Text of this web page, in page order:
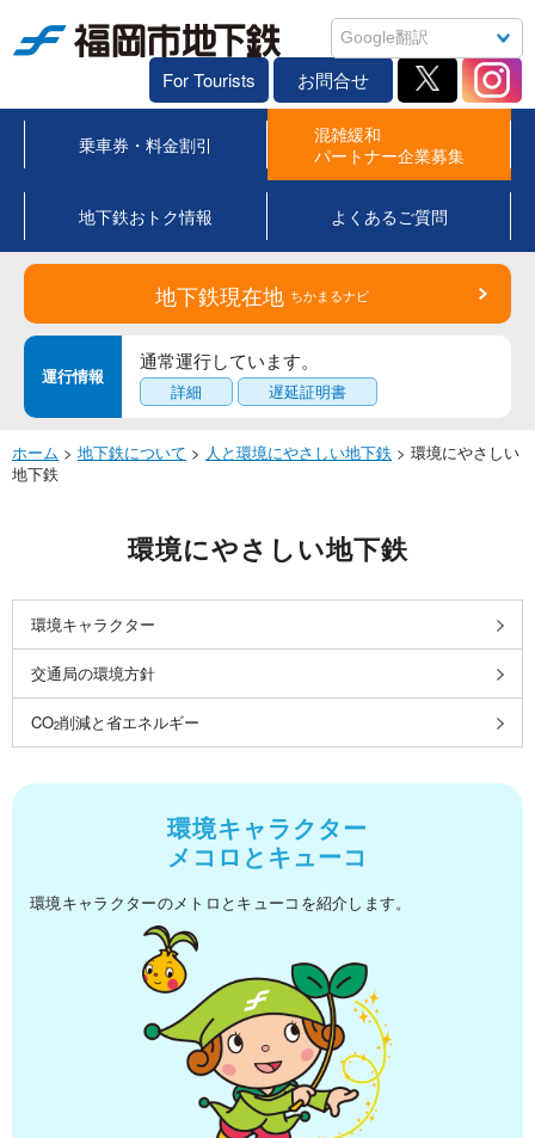
For Tourists お問合せ
乗車券・料金割引
混雑緩和
パートナー企業募集
地下鉄おトク情報 よくあるご質問
地下鉄現在地 ちかまるナビ
運行情報
通常運行しています。
詳細 遅延証明書
ホーム > 地下鉄について > 人と環境にやさしい地下鉄 > 環境にやさしい
地下鉄
環境にやさしい地下鉄
環境キャラクター
交通局の環境方針
CO2削減と省エネルギー
環境キャラクター
メコロとキューコ
環境キャラクターのメトロとキューコを紹介します。